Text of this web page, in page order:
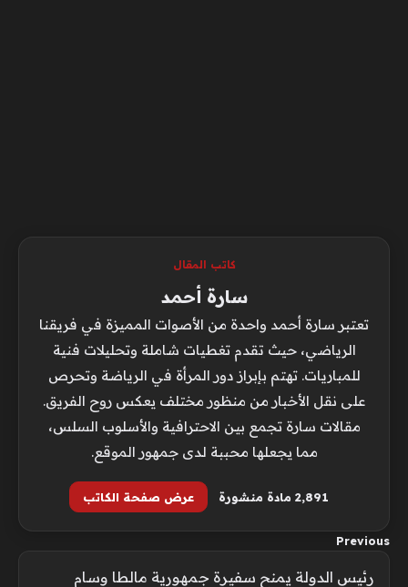
كاتب المقال
سارة أحمد
تعتبر سارة أحمد واحدة من الأصوات المميزة في فريقنا
الرياضي، حيث تقدم تغطيات شاملة وتحليلات فنية
للمباريات. تهتم بإبراز دور المرأة في الرياضة وتحرص
على نقل الأخبار من منظور مختلف يعكس روح الفريق.
مقالات سارة تجمع بين الاحترافية والأسلوب السلس،
مما يجعلها محببة لدى جمهور الموقع.
2٬891 مادة منشورة عرض صفحة الكاتب
Previous
رئيس الدولة يمنح سفيرة جمهورية مالطا وسام